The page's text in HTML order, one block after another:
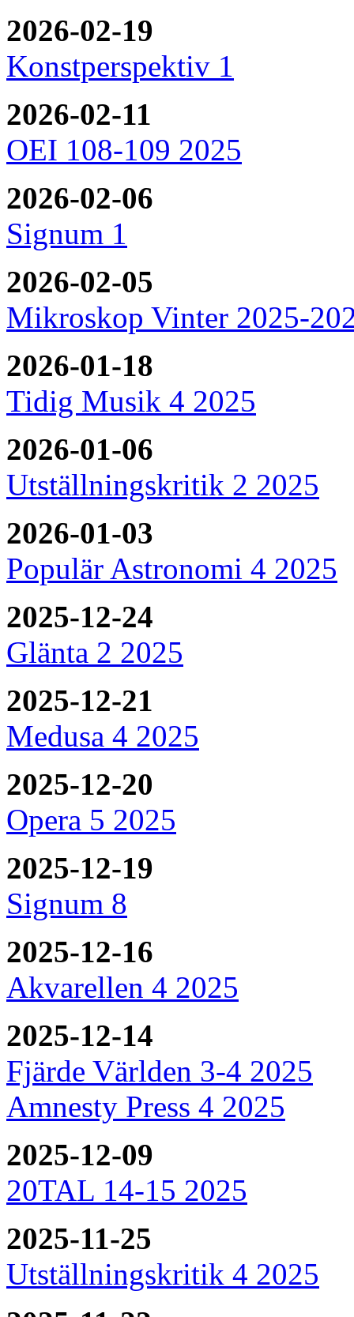
2026-02-19
Konstperspektiv 1
2026-02-11
OEI 108-109 2025
2026-02-06
Signum 1
2026-02-05
Mikroskop Vinter 2025-
2026-01-18
Tidig Musik 4 2025
2026-01-06
Utställningskritik 2 2025
2026-01-03
Populär Astronomi 4 2025
2025-12-24
Glänta 2 2025
2025-12-21
Medusa 4 2025
2025-12-20
Opera 5 2025
2025-12-19
Signum 8
2025-12-16
Akvarellen 4 2025
2025-12-14
Fjärde Världen 3-4 2025
Amnesty Press 4 2025
2025-12-09
20TAL 14-15 2025
2025-11-25
Utställningskritik 4 2025